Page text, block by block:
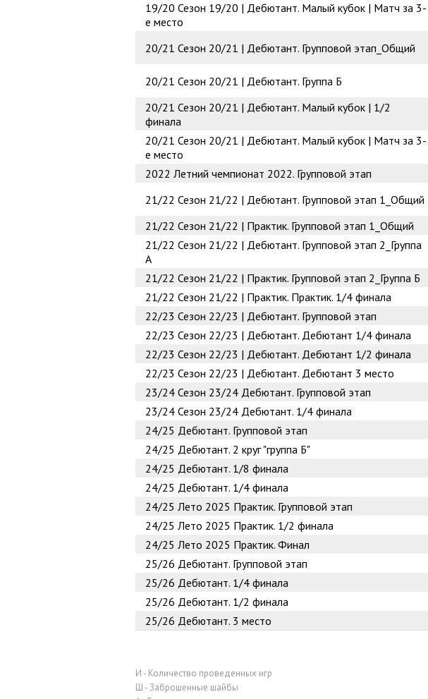
19/20 Сезон 19/20 | Дебютант. Малый кубок | Матч за 3-
е место
20/21 Сезон 20/21 | Дебютант. Групповой этап_Общий
20/21 Сезон 20/21 | Дебютант. Группа Б
20/21 Сезон 20/21 | Дебютант. Малый кубок | 1/2
финала
20/21 Сезон 20/21 | Дебютант. Малый кубок | Матч за 3-
е место
2022 Летний чемпионат 2022. Групповой этап
21/22 Сезон 21/22 | Дебютант. Групповой этап 1_Общий
21/22 Сезон 21/22 | Практик. Групповой этап 1_Общий
21/22 Сезон 21/22 | Дебютант. Групповой этап 2_Группа
А
21/22 Сезон 21/22 | Практик. Групповой этап 2_Группа Б
21/22 Сезон 21/22 | Практик. Практик. 1/4 финала
22/23 Сезон 22/23 | Дебютант. Групповой этап
22/23 Сезон 22/23 | Дебютант. Дебютант 1/4 финала
22/23 Сезон 22/23 | Дебютант. Дебютант 1/2 финала
22/23 Сезон 22/23 | Дебютант. Дебютант 3 место
23/24 Сезон 23/24 Дебютант. Групповой этап
23/24 Сезон 23/24 Дебютант. 1/4 финала
24/25 Дебютант. Групповой этап
24/25 Дебютант. 2 круг "группа Б"
24/25 Дебютант. 1/8 финала
24/25 Дебютант. 1/4 финала
24/25 Лето 2025 Практик. Групповой этап
24/25 Лето 2025 Практик. 1/2 финала
24/25 Лето 2025 Практик. Финал
25/26 Дебютант. Групповой этап
25/26 Дебютант. 1/4 финала
25/26 Дебютант. 1/2 финала
25/26 Дебютант. 3 место
И - Количество проведенных игр
Ш - Заброшенные шайбы